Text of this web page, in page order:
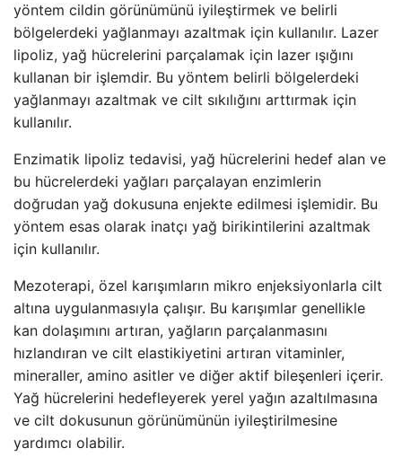
yöntem cildin görünümünü iyileştirmek ve belirli
bölgelerdeki yağlanmayı azaltmak için kullanılır. Lazer
lipoliz, yağ hücrelerini parçalamak için lazer ışığını
kullanan bir işlemdir. Bu yöntem belirli bölgelerdeki
yağlanmayı azaltmak ve cilt sıkılığını arttırmak için
kullanılır.
Enzimatik lipoliz tedavisi, yağ hücrelerini hedef alan ve
bu hücrelerdeki yağları parçalayan enzimlerin
doğrudan yağ dokusuna enjekte edilmesi işlemidir. Bu
yöntem esas olarak inatçı yağ birikintilerini azaltmak
için kullanılır.
Mezoterapi, özel karışımların mikro enjeksiyonlarla cilt
altına uygulanmasıyla çalışır. Bu karışımlar genellikle
kan dolaşımını artıran, yağların parçalanmasını
hızlandıran ve cilt elastikiyetini artıran vitaminler,
mineraller, amino asitler ve diğer aktif bileşenleri içerir.
Yağ hücrelerini hedefleyerek yerel yağın azaltılmasına
ve cilt dokusunun görünümünün iyileştirilmesine
yardımcı olabilir.